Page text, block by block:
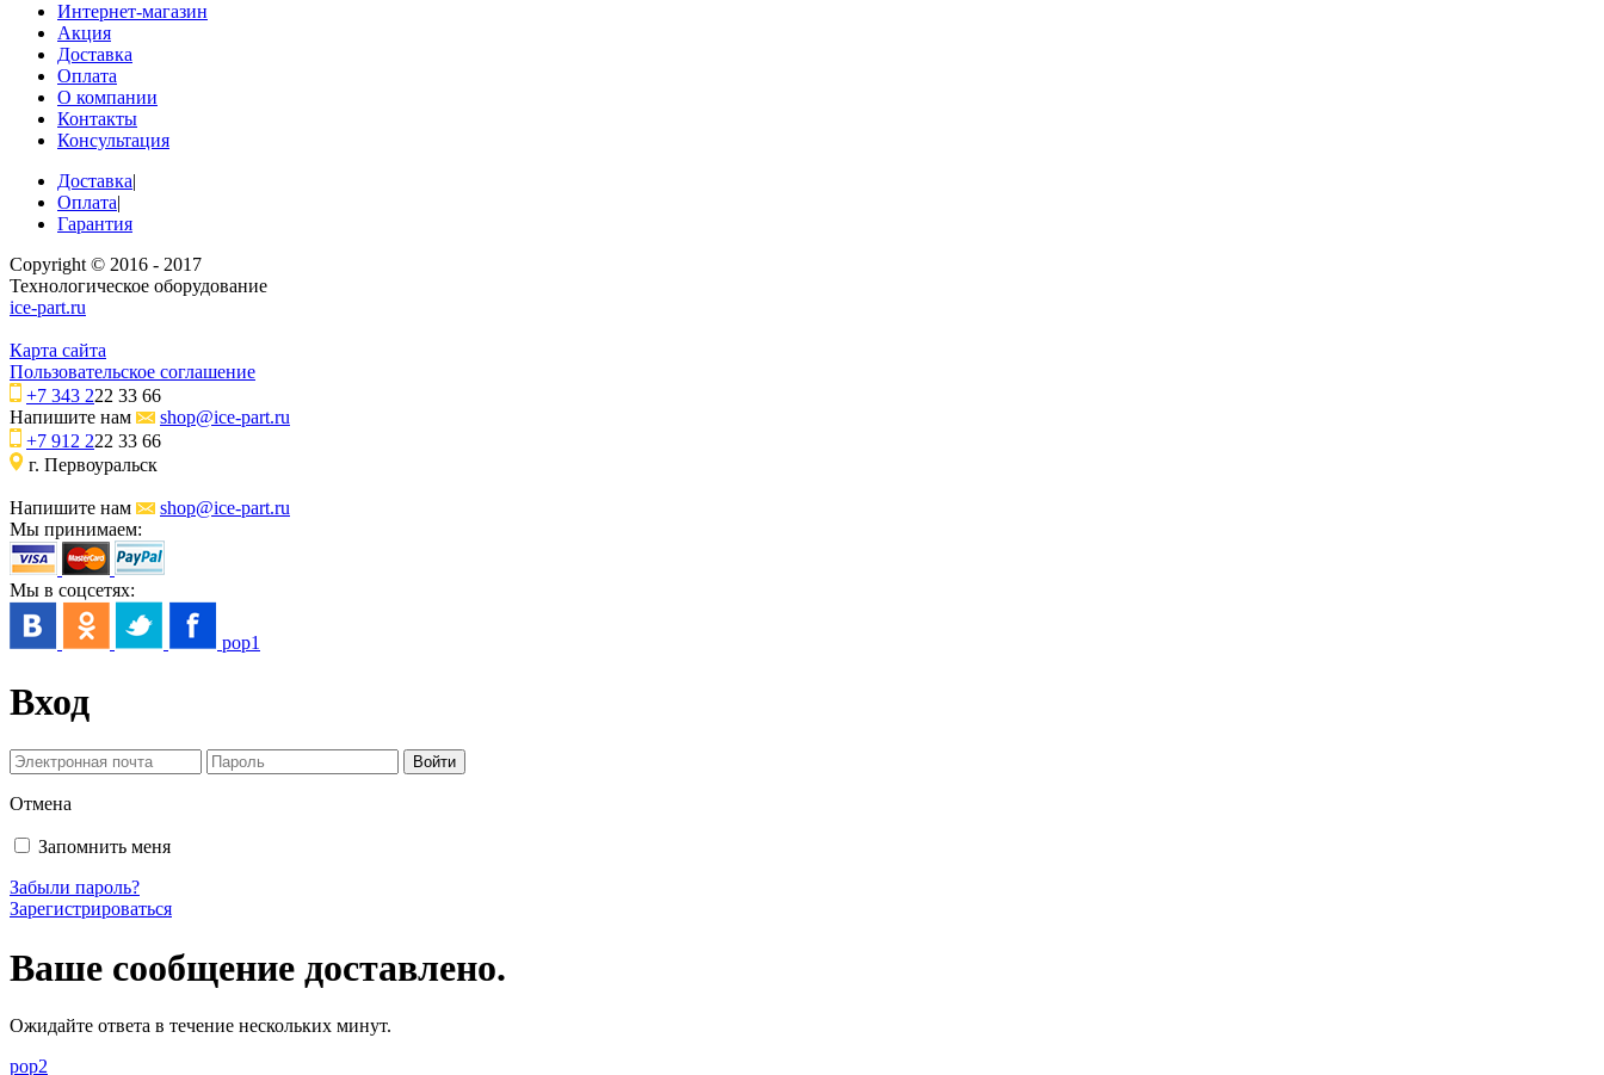
Интернет-магазин
Акция
Доставка
Оплата
О компании
Контакты
Консультация
Доставка|
Оплата|
Гарантия
Copyright © 2016 - 2017
Технологическое оборудование
ice-part.ru
Карта сайта
Пользовательское соглашение
+7 343 222 33 66
Напишите нам
shop@ice-part.ru
+7 912 222 33 66
г. Первоуральск
Напишите нам
shop@ice-part.ru
Мы принимаем:
Мы в соцсетях:
pop1
Вход
Отмена
Запомнить меня
Забыли пароль?
Зарегистрироваться
Ваше сообщение доставлено.
Ожидайте ответа в течение нескольких минут.
pop2